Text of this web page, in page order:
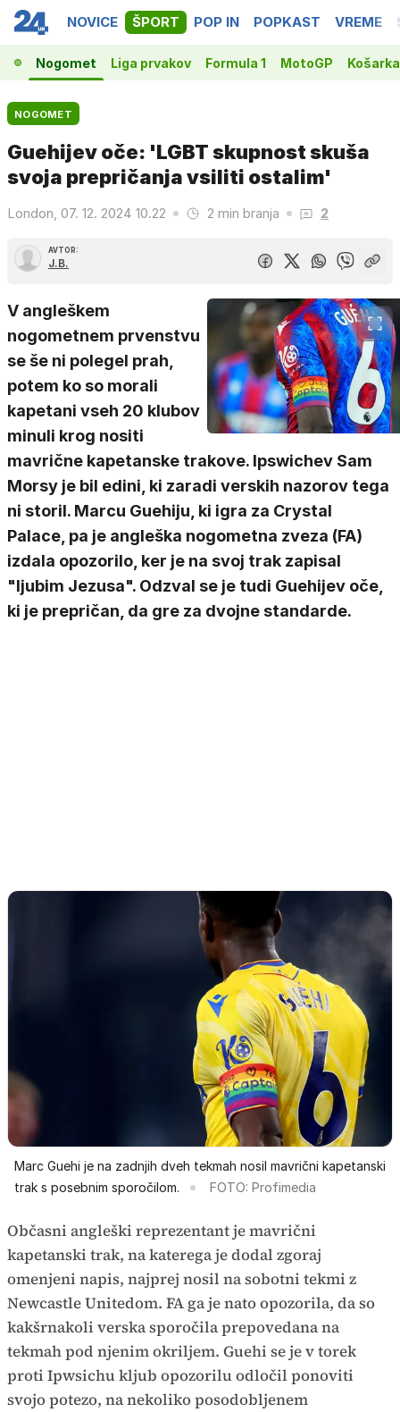
NOVICE ŠPORT POP IN POPKAST VREME
Nogomet Liga prvakov Formula 1 MotoGP Košarka
NOGOMET
Guehijev oče: 'LGBT skupnost skuša
svoja prepričanja vsiliti ostalim'
London, 07. 12. 2024 10.22 2 min branja 2
AVTOR:
J.B.
V angleškem
nogometnem prvenstvu
se še ni polegel prah,
potem ko so morali
kapetani vseh 20 klubov
minuli krog nositi
mavrične kapetanske trakove. Ipswichev Sam
Morsy je bil edini, ki zaradi verskih nazorov tega
ni storil. Marcu Guehiju, ki igra za Crystal
Palace, pa je angleška nogometna zveza (FA)
izdala opozorilo, ker je na svoj trak zapisal
"ljubim Jezusa". Odzval se je tudi Guehijev oče,
ki je prepričan, da gre za dvojne standarde.
Marc Guehi je na zadnjih dveh tekmah nosil mavrični kapetanski
trak s posebnim sporočilom.
FOTO: Profimedia
Občasni angleški reprezentant je mavrični
kapetanski trak, na katerega je dodal zgoraj
omenjeni napis, najprej nosil na sobotni tekmi z
Newcastle Unitedom. FA ga je nato opozorila, da so
kakšrnakoli verska sporočila prepovedana na
tekmah pod njenim okriljem. Guehi se je v torek
proti Ipwsichu kljub opozorilu odločil ponoviti
svojo potezo, na nekoliko posodobljenem